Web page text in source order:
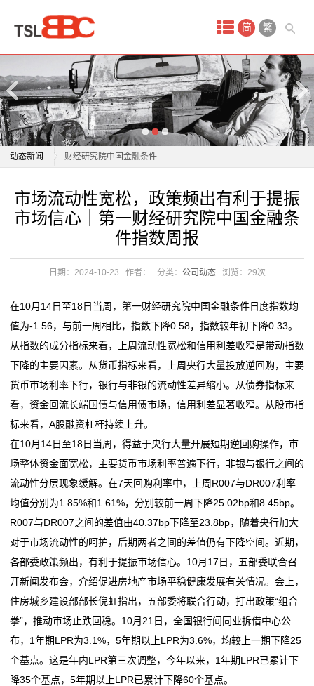
简 繁
动态新闻
市场流动性宽松，政策频出有利于提振市场信心｜第一
财经研究院中国金融条件
国常会：研究部署深入推进全国统一大市场建设的有关
举措
抢抓机遇开拓市场 上市公司频获大单
价格“能涨能跌” 省间电力现货市场今起正式运行
巨量汽车后市场，蕴含哪些机遇与挑战？
杭州：菜市场焕新“文艺范”
大连化物所全钒液流电池用电极研发取得新进展
新型海水电池有了超长循环寿命
财经研究院中国金融条件
国常会：坚决破除地方保护和市场分割
国常会：研究部署深入推进全国统一大市场建设的有关
举措
价格“能涨能跌” 省间电力现货市场今起正式运行
青海省多措并举维护国庆假期市场价格秩序稳定
巨量汽车后市场，蕴含哪些机遇与挑战？
杭州：菜市场焕新“文艺范”
大连化物所全钒液流电池用电极研发取得新进展
新型海水电池有了超长循环寿命
市场流动性宽松，政策频出有利于提振
市场信心｜第一财经研究院中国金融条
件指数周报
日期：2024-10-23 作者： 分类： 公司动态 浏览： 29次
在10月14日至18日当周，第一财经研究院中国金融条件日度指数均
值为-1.56，与前一周相比，指数下降0.58，指数较年初下降0.33。
从指数的成分指标来看，上周流动性宽松和信用利差收窄是带动指数
下降的主要因素。从货币指标来看，上周央行大量投放逆回购，主要
货币市场利率下行，银行与非银的流动性差异缩小。从债券指标来
看，资金回流长端国债与信用债市场，信用利差显著收窄。从股市指
标来看，A股融资杠杆持续上升。
在10月14日至18日当周，得益于央行大量开展短期逆回购操作，市
场整体资金面宽松，主要货币市场利率普遍下行，非银与银行之间的
流动性分层现象缓解。在7天回购利率中，上周R007与DR007利率
均值分别为1.85%和1.61%，分别较前一周下降25.02bp和8.45bp。
R007与DR007之间的差值由40.37bp下降至23.8bp，随着央行加大
对于市场流动性的呵护，后期两者之间的差值仍有下降空间。近期，
各部委政策频出，有利于提振市场信心。10月17日，五部委联合召
开新闻发布会，介绍促进房地产市场平稳健康发展有关情况。会上，
住房城乡建设部部长倪虹指出，五部委将联合行动，打出政策“组合
拳”，推动市场止跌回稳。10月21日，全国银行间同业拆借中心公
布，1年期LPR为3.1%，5年期以上LPR为3.6%，均较上一期下降25
个基点。这是年内LPR第三次调整，今年以来，1年期LPR已累计下
降35个基点，5年期以上LPR已累计下降60个基点。
产
品
中